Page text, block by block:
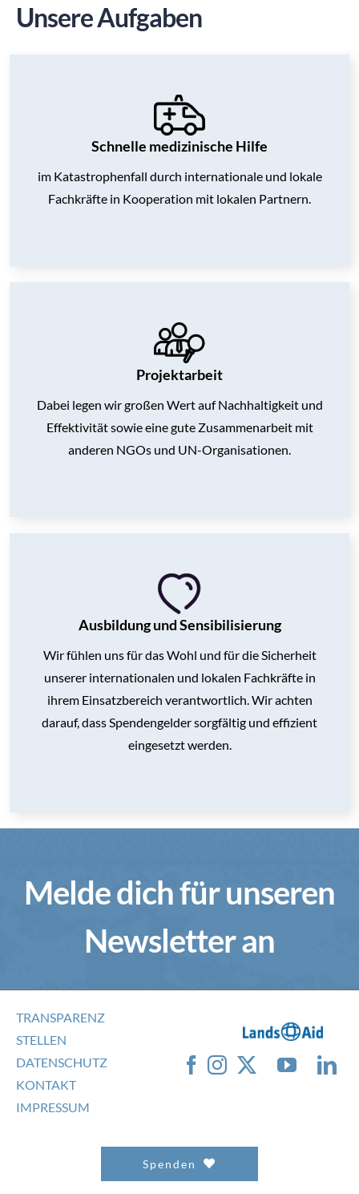
Unsere Aufgaben
Schnelle medizinische Hilfe
im Katastrophenfall durch internationale und lokale
Fachkräfte in Kooperation mit lokalen Partnern.
Projektarbeit
Dabei legen wir großen Wert auf Nachhaltigkeit und
Effektivität sowieeine gute Zusammenarbeit mit
anderen NGOs und UN-Organisationen.
Ausbildung und Sensibilisierung
Wir fühlen uns für das Wohl und für die Sicherheit
unserer internationalen und lokalen Fachkräfte in
ihrem Einsatzbereich verantwortlich. Wir achten
darauf, dass Spendengelder sorgfältig und effizient
eingesetzt werden.
Melde dich für unseren
Newsletter an
TRANSPARENZ
STELLEN
DATENSCHUTZ
KONTAKT
IMPRESSUM
Spenden